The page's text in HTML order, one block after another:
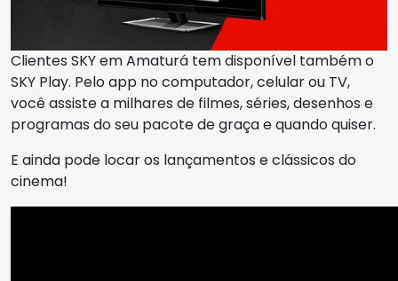
Clientes SKY em Amaturá tem disponível também o
SKY Play. Pelo app no computador, celular ou TV,
você assiste a milhares de filmes, séries, desenhos e
programas do seu pacote de graça e quando quiser.
E ainda pode locar os lançamentos e clássicos do
cinema!